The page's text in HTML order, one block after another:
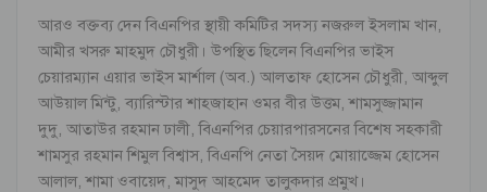
আরও বক্তব্য দেন বিএনপির স্থায়ী কমিটির সদস্য নজরুল ইসলাম খান,
আমীর খসরু মাহমুদ চৌধুরী। উপস্থিত ছিলেন বিএনপির ভাইস
চেয়ারম্যান এয়ার ভাইস মার্শাল (অব.) আলতাফ হোসেন চৌধুরী, আব্দুল
আউয়াল মিন্টু, ব্যারিস্টার শাহজাহান ওমর বীর উত্তম, শামসুজ্জামান
দুদু, আতাউর রহমান ঢালী, বিএনপির চেয়ারপারসনের বিশেষ সহকারী
শামসুর রহমান শিমুল বিশ্বাস, বিএনপি নেতা সৈয়দ মোয়াজ্জেম হোসেন
আলাল, শামা ওবায়েদ, মাসুদ আহমেদ তালুকদার প্রমুখ।